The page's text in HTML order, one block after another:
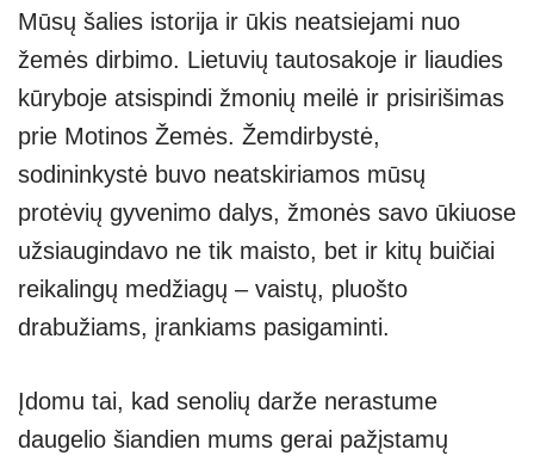
at
s
A
p
p
p
e
e
gr
a
m
er ss
e
n
g
er
ar
e
Mūsų šalies istorija ir ūkis neatsiejami nuo
žemės dirbimo. Lietuvių tautosakoje ir liaudies
kūryboje atsispindi žmonių meilė ir prisirišimas
prie Motinos Žemės. Žemdirbystė,
sodininkystė buvo neatskiriamos mūsų
protėvių gyvenimo dalys, žmonės savo ūkiuose
užsiaugindavo ne tik maisto, bet ir kitų buičiai
reikalingų medžiagų – vaistų, pluošto
drabužiams, įrankiams pasigaminti.
Įdomu tai, kad senolių darže nerastume
daugelio šiandien mums gerai pažįstamų